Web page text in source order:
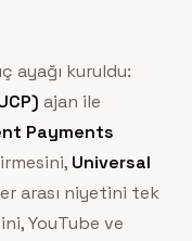
ayağı kuruldu:
ajan ile
Payments
Universal
arası niyetini tek
YouTube ve